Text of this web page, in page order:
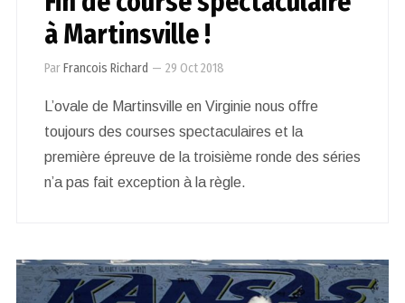
à Martinsville !
ParFrancois Richard — 29 Oct 2018
L’ovale de Martinsville en Virginie nous offre
toujours des courses spectaculaires et la
première épreuve de la troisième ronde des séries
n’a pas fait exception à la règle.